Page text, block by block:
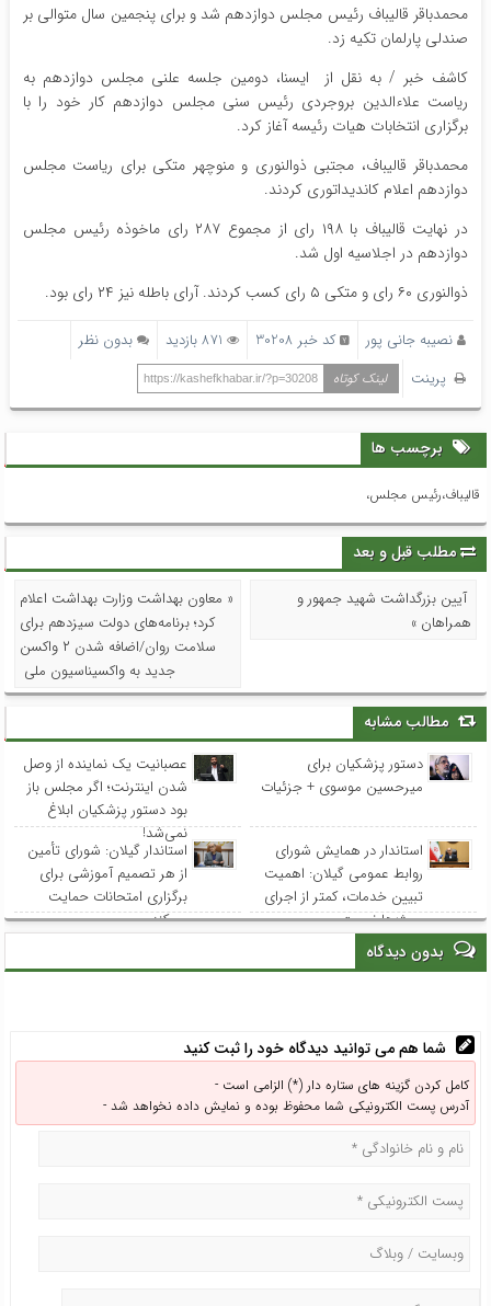
محمدباقر قالیباف رئیس مجلس دوازدهم شد و برای پنجمین سال متوالی بر
صندلی پارلمان تکیه زد.
کاشف خبر / به نقل از ایسنا، دومین جلسه علنی مجلس دوازدهم به
ریاست علاءالدین بروجردی رئیس سنی مجلس دوازدهم کار خود را با
برگزاری انتخابات هیات رئیسه آغاز کرد.
محمدباقر قالیباف، مجتبی ذوالنوری و منوچهر متکی برای ریاست مجلس
دوازدهم اعلام کاندیداتوری کردند.
در نهایت قالیباف با ۱۹۸ رای از مجموع ۲۸۷ رای ماخوذه رئیس مجلس
دوازدهم در اجلاسیه اول شد.
ذوالنوری ۶۰ رای و متکی ۵ رای کسب کردند. آرای باطله نیز ۲۴ رای بود.
نصیبه جانی پور کد خبر 30208 871 بازدید
بدون نظر
پرینت
لینک کوتاه https://kashefkhabar.ir/?p=30208
برچسب ها
قالیباف،رئیس مجلس،
مطلب قبل و بعد
آیین بزرگداشت شهید جمهور و
همراهان »
« معاون بهداشت وزارت بهداشت اعلام
کرد؛ برنامه‌های دولت سیزدهم برای
سلامت روان/اضافه شدن ۲ واکسن
جدید به واکسیناسیون ملی
مطالب مشابه
دستور پزشکیان برای
میرحسین موسوی + جزئیات
عصبانیت یک نماینده از وصل
شدن اینترنت؛ اگر مجلس باز
بود دستور پزشکیان ابلاغ
نمی‌شد!
استاندار در همایش شورای
روابط عمومی‌ گیلان: اهمیت
تبیین خدمات، کمتر از اجرای
پروژه‌ها نیست
استاندار گیلان: شورای تأمین
از هر تصمیم آموزشی برای
برگزاری امتحانات حمایت
می‌کند
بدون دیدگاه
شما هم می توانید دیدگاه خود را ثبت کنید
کامل کردن گزینه های ستاره دار (*) الزامی است -
آدرس پست الکترونیکی شما محفوظ بوده و نمایش داده نخواهد شد -